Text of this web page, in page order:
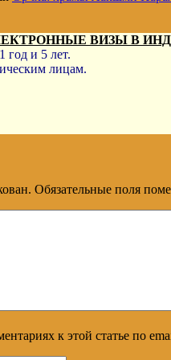
ВИЗЫ В
год и 5 лет.
лицам.
Обязательные поля
к этой статье по